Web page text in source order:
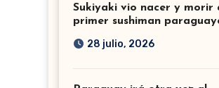
Sukiyaki vio nacer y morir
primer sushiman
28 julio, 2026